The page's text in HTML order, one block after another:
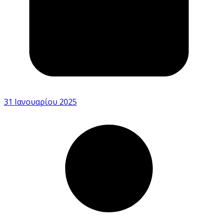
31 Ιανουαρίου 2025